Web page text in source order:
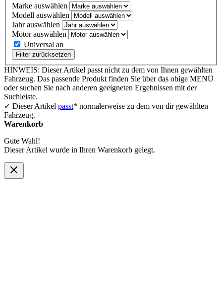
Marke auswählen
Modell auswählen
Jahr auswählen
Motor auswählen
Universal an
Filter zurücksetzen
HINWEIS: Dieser Artikel passt nicht zu dem von Ihnen gewählten
Fahrzeug. Das passende Produkt finden Sie über das obige MENÜ
oder suchen Sie nach anderen geeigneten Ergebnissen mit der
Suchleiste.
✓ Dieser Artikel passt* normalerweise zu dem von dir gewählten
Fahrzeug.
Warenkorb
Gute Wahl!
Dieser Artikel wurde in Ihren Warenkorb gelegt.